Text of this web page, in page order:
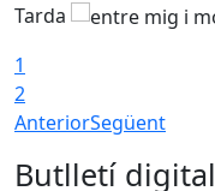
Tarda
1
2
AnteriorSegüent
Butlletí digital